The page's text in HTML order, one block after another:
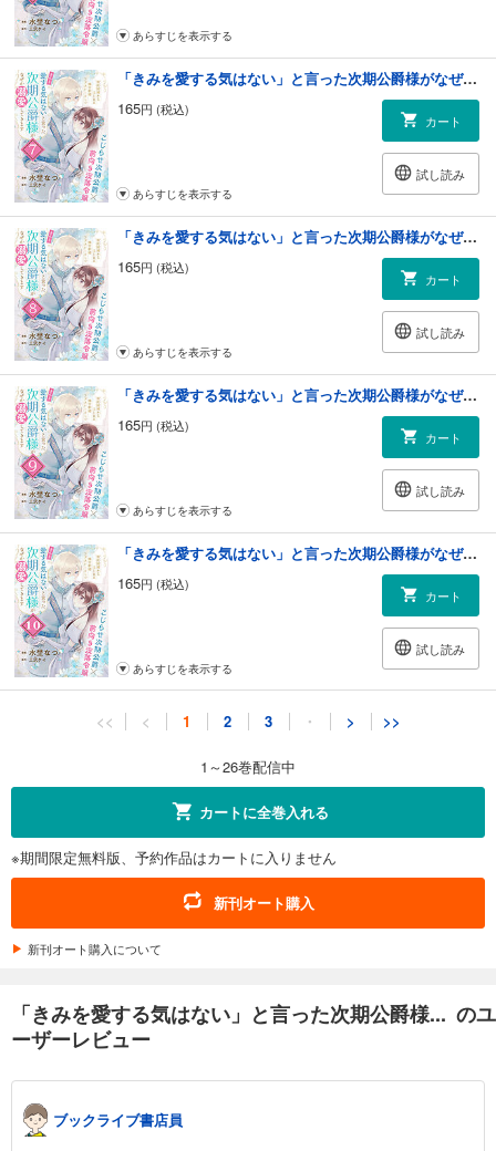
あらすじを表示する
「きみを愛する気はない」と言った次期公爵様がなぜか溺愛してきます（単話版）第7話
165円 (税込)
カート
試し読み
あらすじを表示する
「きみを愛する気はない」と言った次期公爵様がなぜか溺愛してきます（単話版）第8話
165円 (税込)
カート
試し読み
あらすじを表示する
「きみを愛する気はない」と言った次期公爵様がなぜか溺愛してきます（単話版）第9話
165円 (税込)
カート
試し読み
あらすじを表示する
「きみを愛する気はない」と言った次期公爵様がなぜか溺愛してきます（単話版）第10話
165円 (税込)
カート
試し読み
あらすじを表示する
円 (税込)
「きみを愛する気はない」と言った次期公爵様がなぜか溺愛してきます（単話版）第13話
<< < 1 2 3 ・ > >>
1～26巻配信中
カートに全巻入れる
※期間限定無料版、予約作品はカートに入りません
新刊オート購入
新刊オート購入について
「きみを愛する気はない」と言った次期公爵様... のユ
ーザーレビュー
ブックライブ書店員